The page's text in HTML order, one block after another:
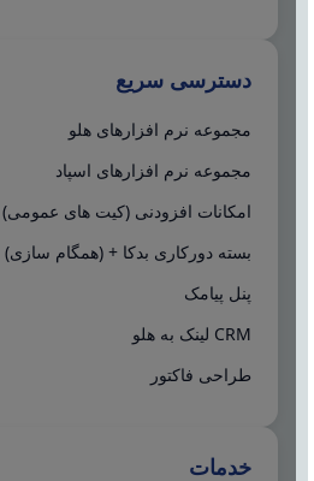
دسترسی سریع
مجموعه نرم افزارهای هلو
مجموعه نرم افزارهای اسپاد
امکانات افزودنی (کیت های عمومی)
بسته دورکاری بدکا + (همگام سازی)
پنل پیامک
CRM لینک به هلو
طراحی فاکتور
خدمات